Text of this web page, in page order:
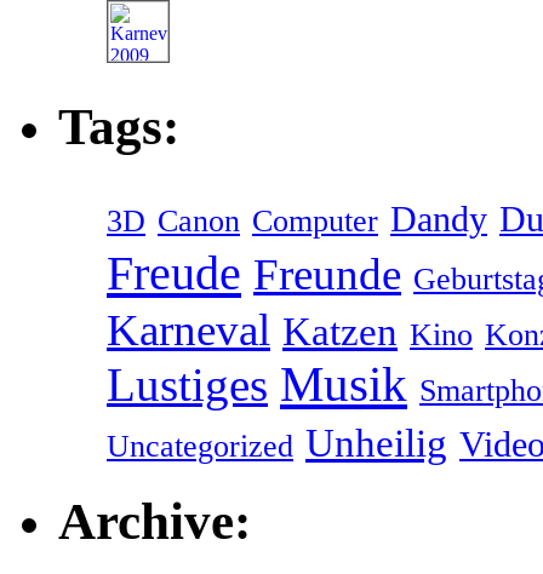
Tags:
3D Canon Computer Dandy
Freude Freunde
Karneval Katzen Kino
Lustiges Musik
Uncategorized Unheilig
Archive: